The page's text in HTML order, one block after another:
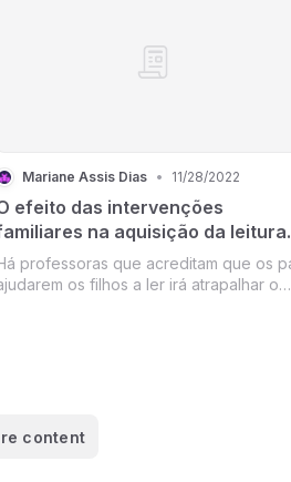
Mariane Assis Dias • 11/28/2022
efeito das intervenções
na aquisição da leitura
crianças
professoras que acreditam que os
os filhos a ler irá atrapalhar o
content